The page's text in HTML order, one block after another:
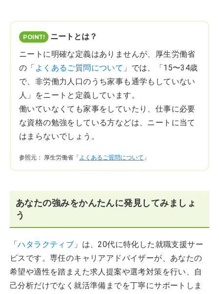
ニートとは？
ニートに明確な定義はありませんが、厚生労働省
の「 よくあるご質問について 」では、「15〜34歳
で、非労働力人口のうち家事も通学もしていない
人」をニートと定義しています。
働いていなくても家事をしていたり、仕事に必要
な資格の勉強をしている方などは、ニートに当て
はまらないでしょう。
参照元： 厚生労働省「 よくあるご質問について 」
あなたの強みをかんたんに発見してみましょ
う
「ハタラクティブ 」は、20代に特化した就職支援サー
ビスです。専任のキャリアアドバイザーが、あなたの
希望や適性を踏まえた求人提案や選考対策を行い、自
己分析だけでなく就活準備までを丁寧にサポートしま